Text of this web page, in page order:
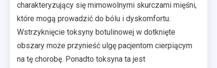
charakteryzujący się mimowolnymi skurczami mięśni,
które mogą prowadzić do bólu i dyskomfortu.
Wstrzyknięcie toksyny botulinowej w dotknięte
obszary może przynieść ulgę pacjentom cierpiącym
na tę chorobę. Ponadto toksyna ta jest